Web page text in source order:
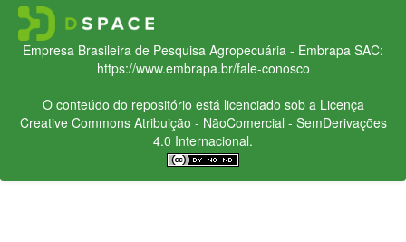
Empresa Brasileira de Pesquisa Agropecuária - Embrapa SAC:
https://www.embrapa.br/fale-conosco
O conteúdo do repositório está licenciado sob a Licença
Creative CommonsAtribuição - NãoComercial - SemDerivações
4.0 Internacional.